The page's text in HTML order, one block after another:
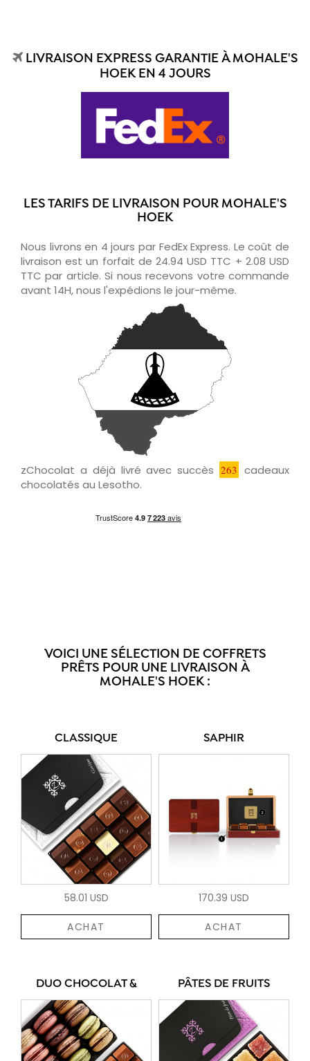
LIVRAISON EXPRESS GARANTIE À MOHALE'S
HOEK EN 4 JOURS
LES TARIFS DE LIVRAISON POUR MOHALE'S
HOEK
Nous livrons en 4 jours par FedEx Express. Le coût de
livraison est un forfait de 24.94 USD TTC + 2.08 USD
TTC par article. Si nous recevons votre commande
avant 14H, nous l'expédions le jour-même.
zChocolat a déjà livré avec succès 263 cadeaux
chocolatés au Lesotho.
VOICI UNE SÉLECTION DE COFFRETS
PRÊTS POUR UNE LIVRAISON À
MOHALE'S HOEK :
CLASSIQUE
58.01 USD
ACHAT
SAPHIR
170.39 USD
ACHAT
DUO CHOCOLAT & PÂTES DE FRUITS